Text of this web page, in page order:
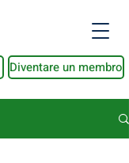
Diventare un membro